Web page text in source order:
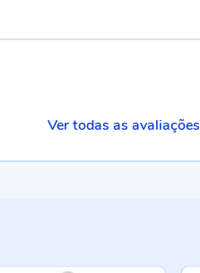
Ver todas as avaliações